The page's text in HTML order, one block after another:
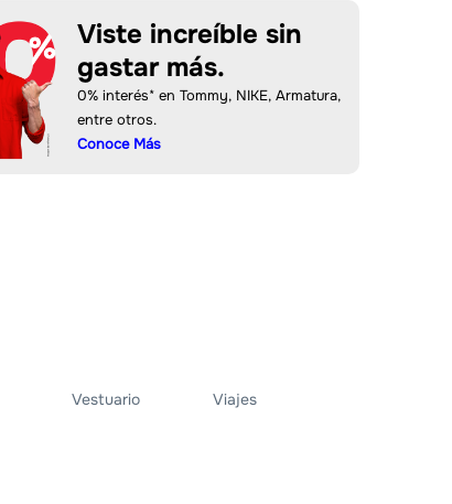
Viste increíble sin
gastar más.
0% interés* en Tommy, NIKE, Armatura,
entre otros.
Conoce Más
Vestuario Viajes